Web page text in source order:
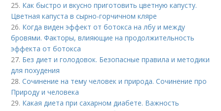
25. Как быстро и вкусно приготовить цветную капусту.
Цветная капуста в сырно-горчичном кляре
26. Когда виден эффект от ботокса на лбу и между
бровями. Факторы, влияющие на продолжительность
эффекта от ботокса
27. Без диет и голодовок. Безопасные правила и методики
для похудения
28.Сочинение на тему человек и природа. Сочинение про
Природу и человека
29. Какая диета при сахарном диабете. Важность